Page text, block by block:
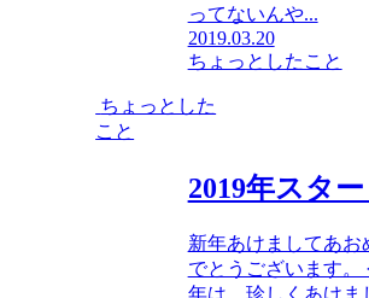
ってないんや...
2019.03.20
ちょっとしたこと
ちょっとした
こと
2019年スター
新年あけましてあお
でとうございます。
年は、珍しくあけま